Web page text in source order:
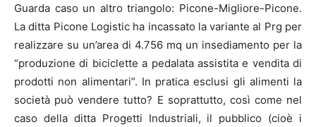
Guarda caso un altro triangolo: Picone-Migliore-Picone.
La ditta Picone Logistic ha incassato la variante al Prg per
realizzare su un’area di 4.756 mq un insediamento per la
“produzione di biciclette a pedalata assistita e vendita di
prodotti non alimentari”. In pratica esclusi gli alimenti la
società può vendere tutto? E soprattutto, così come nel
caso della ditta Progetti Industriali, il pubblico (cioè i